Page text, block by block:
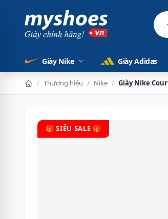
Giày Nike Giày Adidas
/ Thương hiệu / Nike / Giày Nike
🎁 SIÊU SALE 🎁